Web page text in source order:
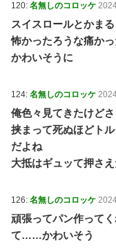
120: 名無しのコロッケ
スイスロールとかま
怖かったろうな痛か
かわいそうに
124: 名無しのコロッケ
俺色々見てきたけどさ
挟まって死ぬほどト
だよね
大抵はギュッて押さ
126: 名無しのコロッケ
頑張ってパン作って
て……かわいそう